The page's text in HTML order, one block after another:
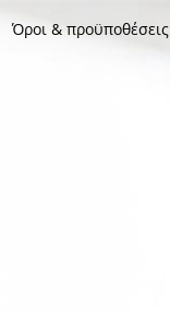
Όροι & προϋποθέσεις